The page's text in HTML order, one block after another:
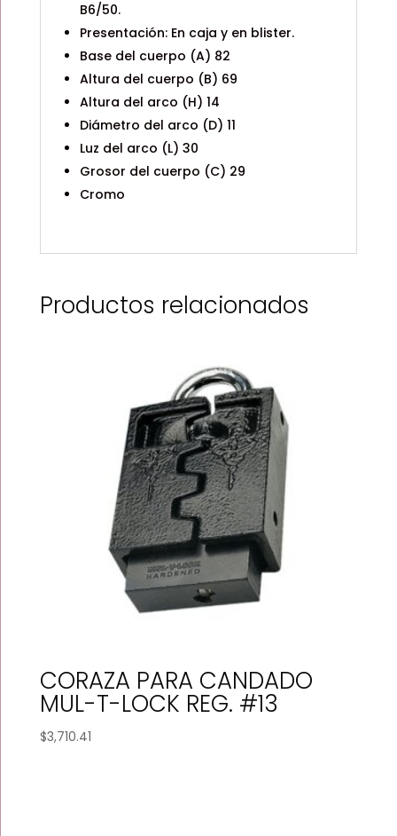
B6/50.
Presentación: En caja y en blister.
Base del cuerpo (A) 82
Altura del cuerpo (B) 69
Altura del arco (H) 14
Diámetro del arco (D) 11
Luz del arco (L) 30
Grosor del cuerpo (C) 29
Cromo
Productos relacionados
CORAZA PARA CANDADO
MUL-T-LOCK REG. #13
$3,710.41